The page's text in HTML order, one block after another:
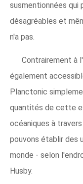
susmentionnées qui
désagréables et
n'a pas.
Contrairement à
également
Planctonic
quantités de cette
océaniques à
pouvons établir des
monde - selon
Husby.